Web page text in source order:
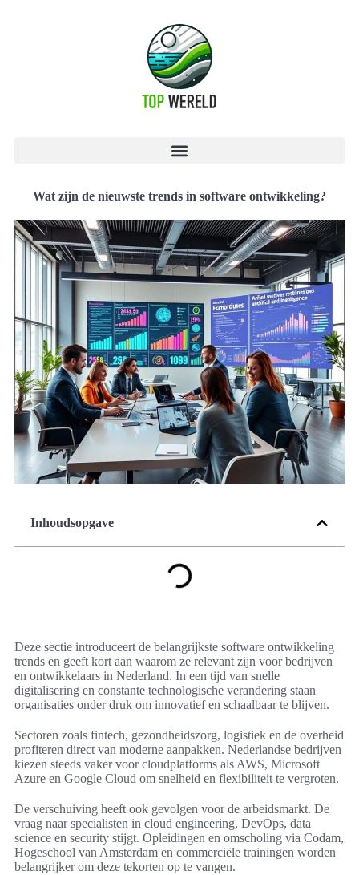
Wat zijn de nieuwste trends in software ontwikkeling?
Inhoudsopgave
Deze sectie introduceert de belangrijkste software ontwikkeling
trends en geeft kort aan waarom ze relevant zijn voor bedrijven
en ontwikkelaars in Nederland. In een tijd van snelle
digitalisering en constante technologische verandering staan
organisaties onder druk om innovatief en schaalbaar te blijven.
Sectoren zoals fintech, gezondheidszorg, logistiek en de overheid
profiteren direct van moderne aanpakken. Nederlandse bedrijven
kiezen steeds vaker voor cloudplatforms als AWS, Microsoft
Azure en Google Cloud om snelheid en flexibiliteit te vergroten.
De verschuiving heeft ook gevolgen voor de arbeidsmarkt. De
vraag naar specialisten in cloud engineering, DevOps, data
science en security stijgt. Opleidingen en omscholing via Codam,
Hogeschool van Amsterdam en commerciële trainingen worden
belangrijker om deze tekorten op te vangen.